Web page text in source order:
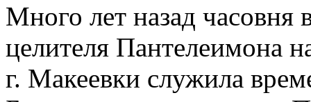
Много лет назад часовня
целителя Пантелеимона
г. Макеевки служила